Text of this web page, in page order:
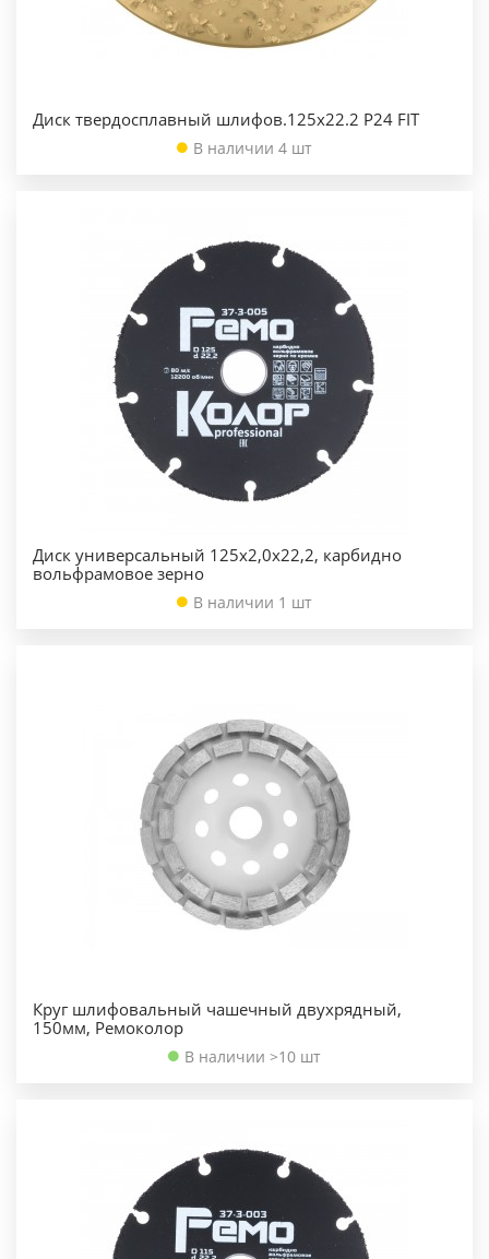
Диск твердосплавный шлифов.125х22.2 Р24 FIT
В наличии 4 шт
Диск универсальный 125х2,0х22,2, карбидно
вольфрамовое зерно
В наличии 1 шт
Круг шлифовальный чашечный двухрядный,
150мм, Ремоколор
В наличии >10 шт